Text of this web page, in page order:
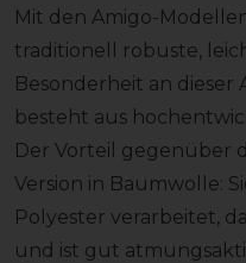
Mit den Amigo-
traditionell robuste,
Besonderheit an dieser
besteht aus
Der Vorteil gegenüber
Version in Baumwolle:
Polyester verarbeitet,
und ist gut